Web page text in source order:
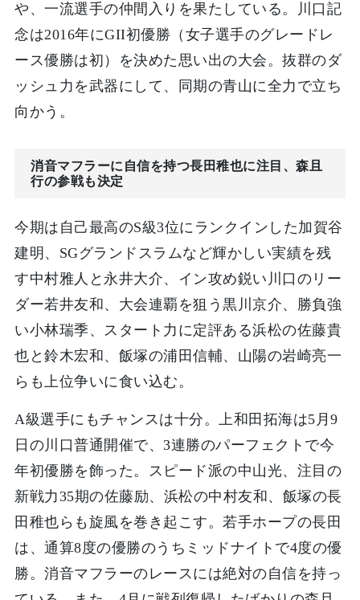
や、一流選手の仲間入りを果たしている。川口記
念は2016年にGII初優勝（女子選手のグレードレ
ース優勝は初）を決めた思い出の大会。抜群のダ
ッシュ力を武器にして、同期の青山に全力で立ち
向かう。
消音マフラーに自信を持つ長田稚也に注目、森且
行の参戦も決定
今期は自己最高のS級3位にランクインした加賀谷
建明、SGグランドスラムなど輝かしい実績を残
す中村雅人と永井大介、イン攻め鋭い川口のリー
ダー若井友和、大会連覇を狙う黒川京介、勝負強
い小林瑞季、スタート力に定評ある浜松の佐藤貴
也と鈴木宏和、飯塚の浦田信輔、山陽の岩崎亮一
らも上位争いに食い込む。
A級選手にもチャンスは十分。上和田拓海は5月9
日の川口普通開催で、3連勝のパーフェクトで今
年初優勝を飾った。スピード派の中山光、注目の
新戦力35期の佐藤励、浜松の中村友和、飯塚の長
田稚也らも旋風を巻き起こす。若手ホープの長田
は、通算8度の優勝のうちミッドナイトで4度の優
勝。消音マフラーのレースには絶対の自信を持っ